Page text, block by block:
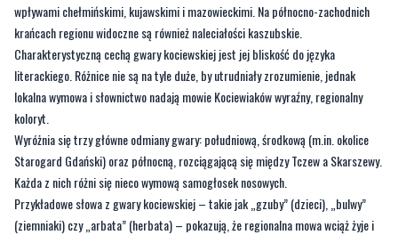
wpływami chełmińskimi, kujawskimi i mazowieckimi. Na północno-zachodnich
krańcach regionu widoczne są również naleciałości kaszubskie.
Charakterystyczną cechą gwary kociewskiej jest jej bliskość do języka
literackiego. Różnice nie są na tyle duże, by utrudniały zrozumienie, jednak
lokalna wymowa i słownictwo nadają mowie Kociewiaków wyraźny, regionalny
koloryt.
Wyróżnia się trzy główne odmiany gwary: południową, środkową (m.in. okolice
Starogard Gdański) oraz północną, rozciągającą się między Tczew a Skarszewy.
Każda z nich różni się nieco wymową samogłosek nosowych.
Przykładowe słowa z gwary kociewskiej – takie jak „gzuby” (dzieci), „bulwy”
(ziemniaki) czy „arbata” (herbata) – pokazują, że regionalna mowa wciąż żyje i